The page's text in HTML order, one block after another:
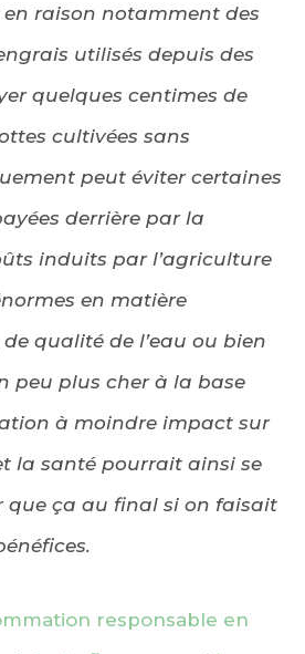
raison notamment des
utilisés depuis des
quelques centimes de
cultivées sans
peut éviter certaines
derrière par la
induits par l’agriculture
en matière
qualité de l’eau ou bien
peu plus cher à la base
à moindre impact sur
la santé pourrait ainsi se
que ça au final si on faisait
responsable en